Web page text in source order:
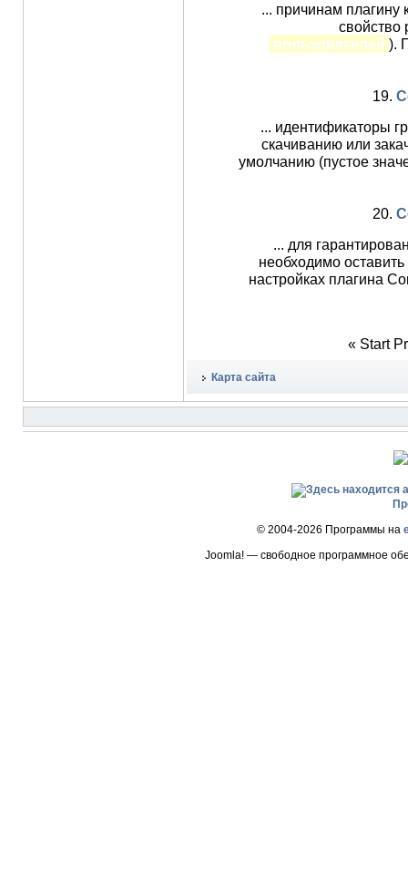
... причинам
свойство
пользователей ).
19.
... идентификаторы
скачиванию или
умолчанию (пустое
20.
... для
необходимо
настройках плагина
« Start
Карта сайта
© 2004-2026 Программы на
Joomla! — свободное программное